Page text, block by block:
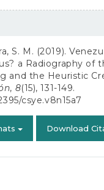
S. M. (2019).
a Radiography of
and the Heuristic
, 8(15), 131-149.
csye.v8n15a7
Download